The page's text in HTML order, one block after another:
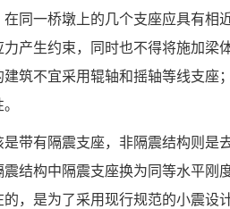
同一桥墩上的几个支座应具有相
产生约束，同时也不得将施加梁
筑不宜采用辊轴和摇轴等线支座
是带有隔震支座，非隔震结构则是
结构中隔震支座换为同等水平刚
，是为了采用现行规范的小震设